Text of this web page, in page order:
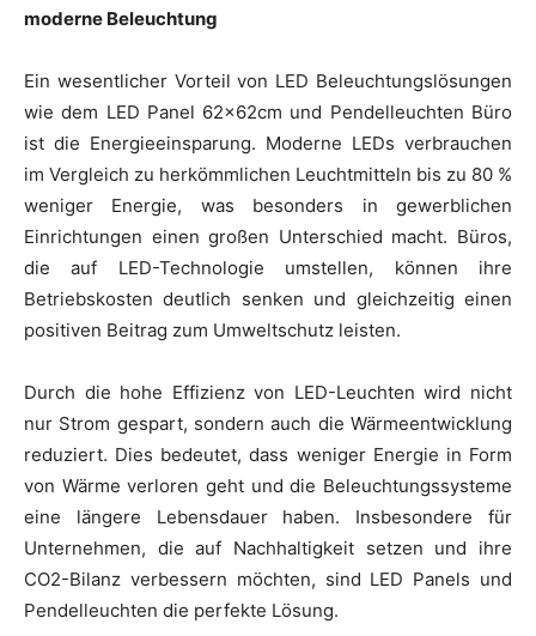
moderne Beleuchtung
Ein wesentlicher Vorteil von LED Beleuchtungslösungen
wie dem LED Panel 62x62cm und Pendelleuchten Büro
ist die Energieeinsparung. Moderne LEDs verbrauchen
im Vergleich zu herkömmlichen Leuchtmitteln bis zu 80 %
weniger Energie, was besonders in gewerblichen
Einrichtungen einen großen Unterschied macht. Büros,
die auf LED-Technologie umstellen, können ihre
Betriebskosten deutlich senken und gleichzeitig einen
positiven Beitrag zum Umweltschutz leisten.
Durch die hohe Effizienz von LED-Leuchten wird nicht
nur Strom gespart, sondern auch die Wärmeentwicklung
reduziert. Dies bedeutet, dass weniger Energie in Form
von Wärme verloren geht und die Beleuchtungssysteme
eine längere Lebensdauer haben. Insbesondere für
Unternehmen, die auf Nachhaltigkeit setzen und ihre
CO2-Bilanz verbessern möchten, sind LED Panels und
Pendelleuchten die perfekte Lösung.